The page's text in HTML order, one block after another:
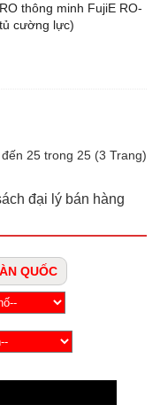
thông minh FujiE RO-
cường lực)
25 trong 25 (3 Trang)
đại lý bán hàng